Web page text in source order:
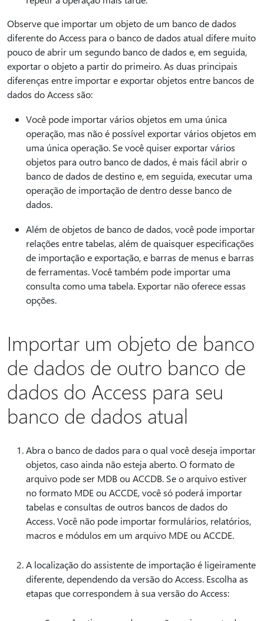
Observe que importar um objeto de um banco de dados
diferente do Access para o banco de dados atual difere muito
pouco de abrir um segundo banco de dados e, em seguida,
exportar o objeto a partir do primeiro. As duas principais
diferenças entre importar e exportar objetos entre bancos de
dados do Access são:
Você pode importar vários objetos em uma única
operação, mas não é possível exportar vários objetos em
uma única operação. Se você quiser exportar vários
objetos para outro banco de dados, é mais fácil abrir o
banco de dados de destino e, em seguida, executar uma
operação de importação de dentro desse banco de
dados.
Além de objetos de banco de dados, você pode importar
relações entre tabelas, além de quaisquer especificações
de importação e exportação, e barras de menus e barras
de ferramentas. Você também pode importar uma
consulta como uma tabela. Exportar não oferece essas
opções.
Importar um objeto de banco
de dados de outro banco de
dados do Access para seu
banco de dados atual
Abra o banco de dados para o qual você deseja importar
objetos, caso ainda não esteja aberto. O formato de
arquivo pode ser MDB ou ACCDB. Se o arquivo estiver
no formato MDE ou ACCDE, você só poderá importar
tabelas e consultas de outros bancos de dados do
Access. Você não pode importar formulários, relatórios,
macros e módulos em um arquivo MDE ou ACCDE.
A localização do assistente de importação é ligeiramente
diferente, dependendo da versão do Access. Escolha as
etapas que correspondem à sua versão do Access: